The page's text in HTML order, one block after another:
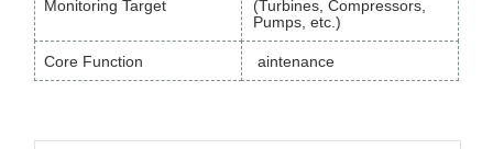
Monitoring Target
(Turbines, Compressors,
Pumps, etc.)
Core Function aintenance